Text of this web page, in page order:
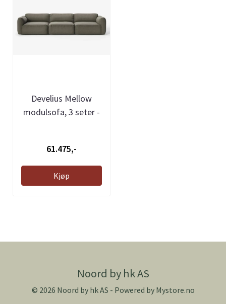
Develius Mellow
modulsofa, 3 seter -
61.475,-
Kjøp
Noord by hk AS
© 2026 Noord by hk AS - Powered by Mystore.no